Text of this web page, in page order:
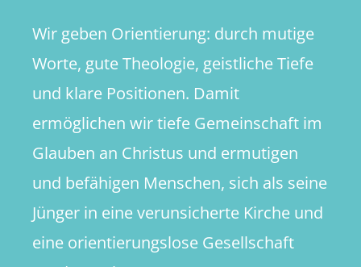
Wir geben Orientierung: durch mutige
Worte, gute Theologie, geistliche Tiefe
und klare Positionen. Damit
ermöglichen wir tiefe Gemeinschaft im
Glauben an Christus und ermutigen
und befähigen Menschen, sich als seine
Jünger in eine verunsicherte Kirche und
eine orientierungslose Gesellschaft